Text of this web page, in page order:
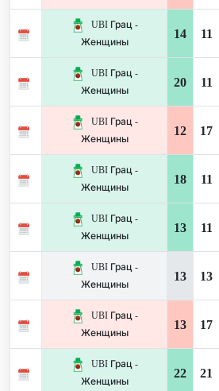
UBI Грац -
Женщины
14 11
UBI Грац -
Женщины
20 11
UBI Грац -
Женщины
12 17
UBI Грац -
Женщины
18 11
UBI Грац -
Женщины
13 11
UBI Грац -
Женщины
13 13
UBI Грац -
Женщины
13 17
UBI Грац -
Женщины
22 21